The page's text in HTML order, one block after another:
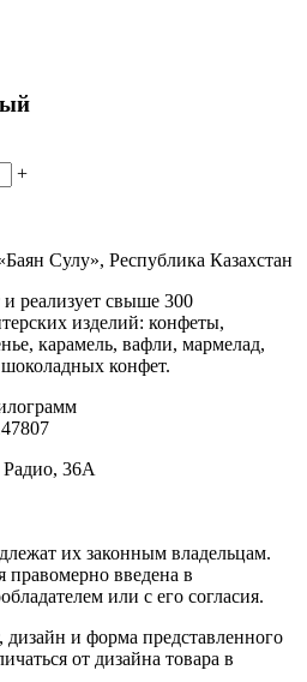
+
Сулу», Республика Казахстан
реализует свыше 300
изделий: конфеты,
карамель, вафли, мармелад,
конфет.
36А
их законным владельцам.
правомерно введена в
или с его согласия.
дизайн и форма представленного
от дизайна товара в